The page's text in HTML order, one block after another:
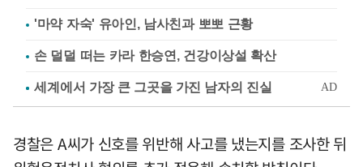
'마약 자숙' 유아인, 남사친과 뽀뽀 근황
손 덜덜 떠는 카라 한승연, 건강이상설 확산
경찰은 A씨가 신호를 위반해 사고를 냈는지를 조사한 뒤